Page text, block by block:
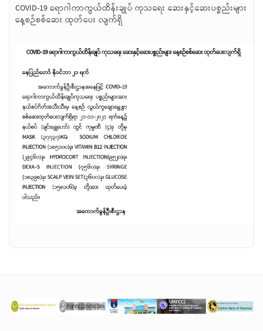
COVID-19 ရောဂါကာကွယ်ထိန်းချုပ် ကုသရေး ဆေးနှင့်ဆေးပစ္စည်းများ
နေ့စဉ်စစ်ဆေး ထုတ်ပေး လျက်ရှိ